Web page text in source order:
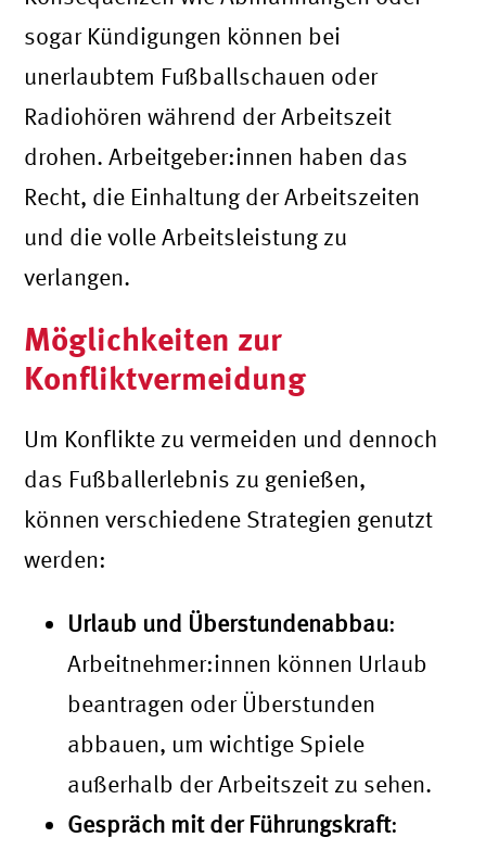
sogar Kündigungen können bei
unerlaubtem Fußballschauen oder
Radiohören während der Arbeitszeit
drohen. Arbeitgeber:innen haben das
Recht, die Einhaltung der Arbeitszeiten
und die volle Arbeitsleistung zu
verlangen.
Möglichkeiten zur
Konfliktvermeidung
Um Konflikte zu vermeiden und dennoch
das Fußballerlebnis zu genießen,
können verschiedene Strategien genutzt
werden:
Urlaub und Überstundenabbau:
Arbeitnehmer:innen können Urlaub
beantragen oder Überstunden
abbauen, um wichtige Spiele
außerhalb der Arbeitszeit zu sehen.
Gespräch mit der Führungskraft: